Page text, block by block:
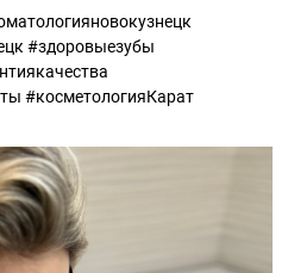
#здоровыезубы
#косметологияКарат